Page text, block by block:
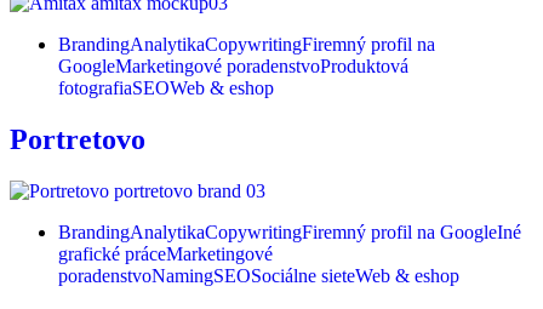
BrandingAnalytikaCopywritingFiremný profil na
GoogleMarketingové poradenstvoProduktová
fotografiaSEOWeb & eshop
Portretovo
BrandingAnalytikaCopywritingFiremný profil na GoogleIné
grafické práceMarketingové
poradenstvoNamingSEOSociálne sieteWeb & eshop